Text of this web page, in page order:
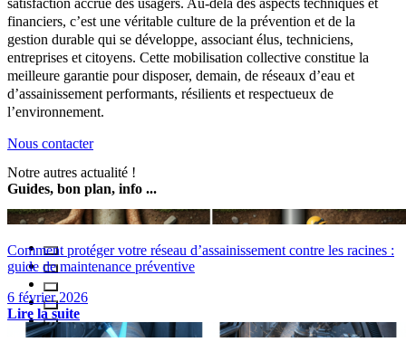
satisfaction accrue des usagers. Au-delà des aspects techniques et
financiers, c’est une véritable culture de la prévention et de la
gestion durable qui se développe, associant élus, techniciens,
entreprises et citoyens. Cette mobilisation collective constitue la
meilleure garantie pour disposer, demain, de réseaux d’eau et
d’assainissement performants, résilients et respectueux de
l’environnement.
Nous contacter
Notre autres actualité !
Guides, bon plan, info ...
Comment protéger votre réseau d’assainissement contre les racines :
guide de maintenance préventive
6 février 2026
Lire la suite